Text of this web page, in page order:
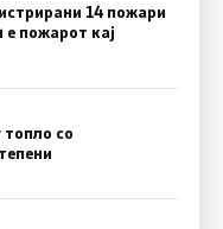
14 пожари
е пожарот кај
топло со